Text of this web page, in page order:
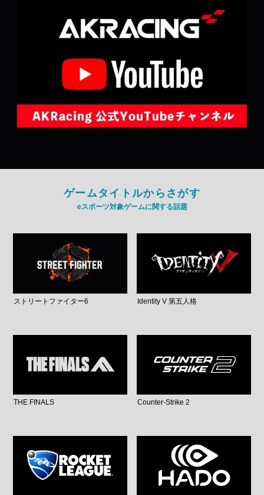
ゲームタイトルからさがす
eスポーツ対象ゲームに関する話題
ストリートファイター6 Identity V 第五人格
THE FINALS Counter-Strike 2